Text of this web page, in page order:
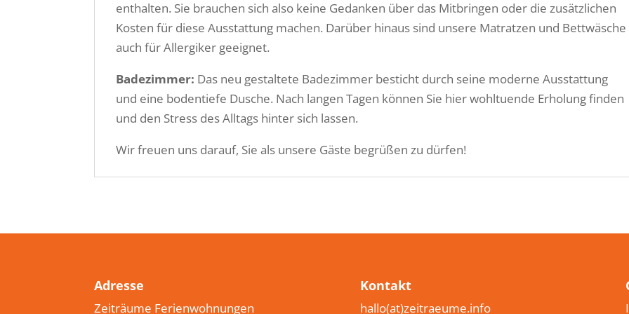
enthalten. Sie brauchen sich also keine Gedanken über das Mitbringen oder die zusätzlichen
Kosten für diese Ausstattung machen. Darüber hinaus sind unsere Matratzen und Bettwäsche
auch für Allergiker geeignet.
Badezimmer: Das neu gestaltete Badezimmer besticht durch seine moderne Ausstattung
und eine bodentiefe Dusche. Nach langen Tagen können Sie hier wohltuende Erholung finden
und den Stress des Alltags hinter sich lassen.
Wir freuen uns darauf, Sie als unsere Gäste begrüßen zu dürfen!
Adresse
Zeiträume Ferienwohnungen
Kontakt
hallo(at)zeitraeume.info